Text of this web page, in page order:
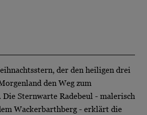
der den heiligen drei
den Weg zum
Sternwarte Radebeul - malerisch
Wackerbarthberg - erklärt die